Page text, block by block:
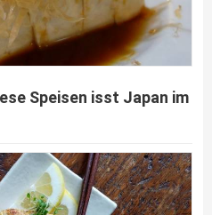
Speisen isst Japan im